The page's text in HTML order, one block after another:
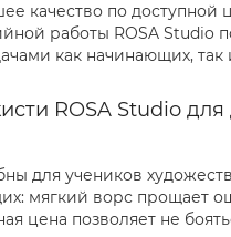
качество по доступной
работы ROSA Studio
как начинающих,
ROSA Studio для
для учеников
мягкий ворс прощает
цена позволяет не